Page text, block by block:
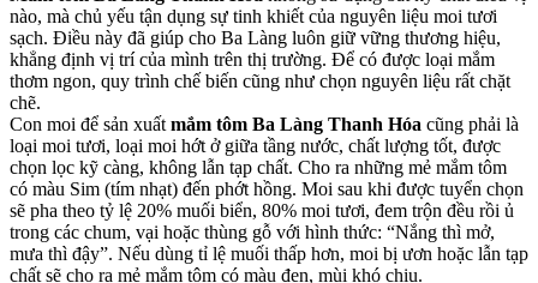
nào, mà chủ yếu tận dụng sự tinh khiết của nguyên liệu moi tươi
sạch. Điều này đã giúp cho Ba Làng luôn giữ vững thương hiệu,
khẳng định vị trí của mình trên thị trường. Để có được loại mắm
thơm ngon, quy trình chế biến cũng như chọn nguyên liệu rất chặt
chẽ.
Con moi để sản xuất mắm tôm Ba Làng Thanh Hóa cũng phải là
loại moi tươi, loại moi hớt ở giữa tầng nước, chất lượng tốt, được
chọn lọc kỹ càng, không lẫn tạp chất. Cho ra những mẻ mắm tôm
có màu Sim (tím nhạt) đến phớt hồng. Moi sau khi được tuyển chọn
sẽ pha theo tỷ lệ 20% muối biển, 80% moi tươi, đem trộn đều rồi ủ
trong các chum, vại hoặc thùng gỗ với hình thức: “Nắng thì mở,
mưa thì đậy”. Nếu dùng tỉ lệ muối thấp hơn, moi bị ươn hoặc lẫn tạp
chất sẽ cho ra mẻ mắm tôm có màu đen, mùi khó chịu.